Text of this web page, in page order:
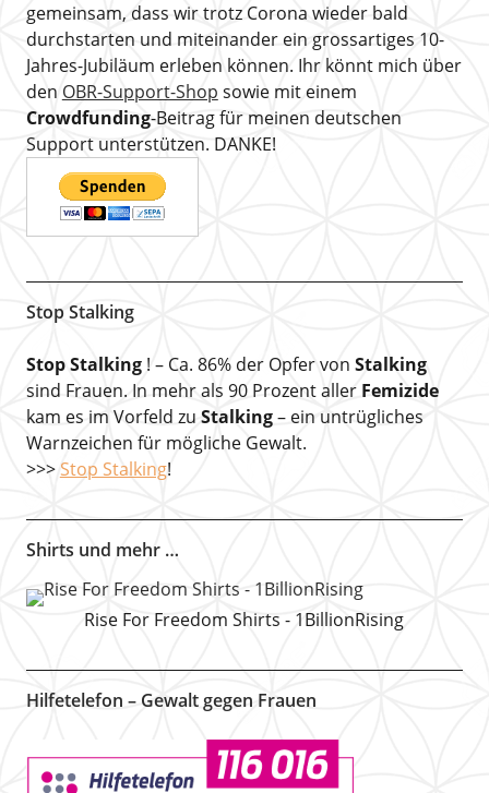
gemeinsam, dass wir trotz Corona wieder bald
durchstarten und miteinander ein grossartiges 10-
Jahres-Jubiläum erleben können. Ihr könnt mich über
den OBR-Support-Shop sowie mit einem
Crowdfunding-Beitrag für meinen deutschen
Support unterstützen. DANKE!
Stop Stalking
Stop Stalking! – Ca. 86% der Opfer von Stalking
sind Frauen. In mehr als 90 Prozent aller Femizide
kam es im Vorfeld zu Stalking– ein untrügliches
Warnzeichen für mögliche Gewalt.
>>> Stop Stalking!
Shirts und mehr …
Rise For Freedom Shirts - 1BillionRising
Hilfetelefon – Gewalt gegen Frauen